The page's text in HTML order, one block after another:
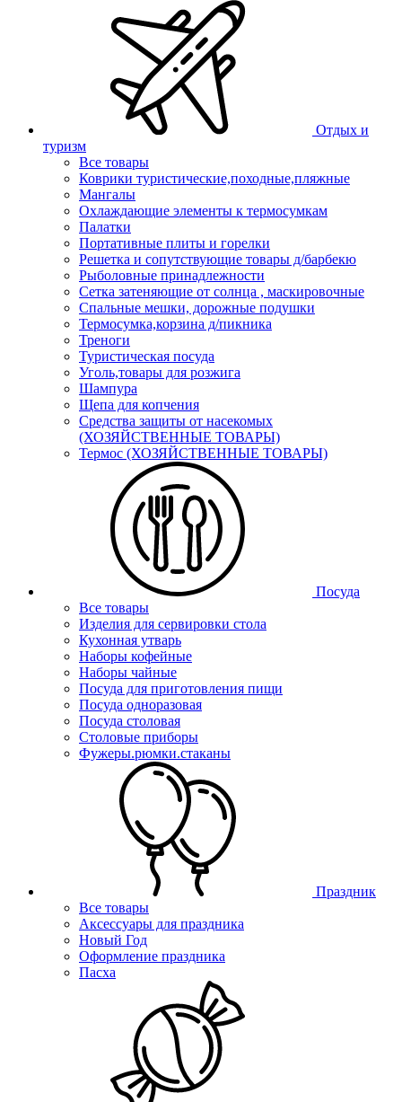
Отдых и
туризм
Все товары
Коврики туристические,походные,пляжные
Мангалы
Охлаждающие элементы к термосумкам
Палатки
Портативные плиты и горелки
Решетка и сопутствующие товары д/барбекю
Рыболовные принадлежности
Сетка затеняющие от солнца , маскировочные
Спальные мешки, дорожные подушки
Термосумка,корзина д/пикника
Треноги
Туристическая посуда
Уголь,товары для розжига
Шампура
Щепа для копчения
Средства защиты от насекомых
(ХОЗЯЙСТВЕННЫЕ ТОВАРЫ)
Термос (ХОЗЯЙСТВЕННЫЕ ТОВАРЫ)
Посуда
Все товары
Изделия для сервировки стола
Кухонная утварь
Наборы кофейные
Наборы чайные
Посуда для приготовления пищи
Посуда одноразовая
Посуда столовая
Столовые приборы
Фужеры.рюмки.стаканы
Праздник
Все товары
Аксессуары для праздника
Новый Год
Оформление праздника
Пасха